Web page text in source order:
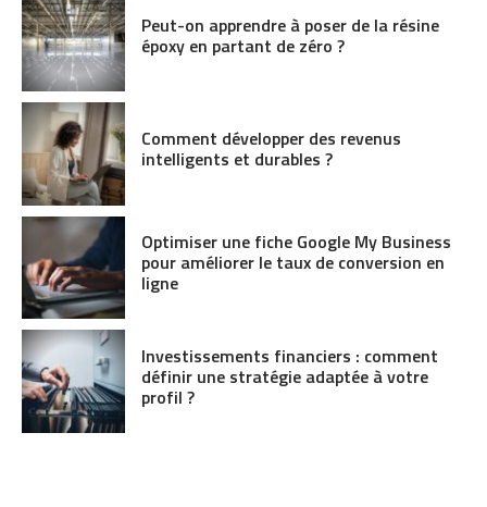
Peut-on apprendre à poser de la résine
époxy en partant de zéro ?
Comment développer des revenus
intelligents et durables ?
Optimiser une fiche Google My Business
pour améliorer le taux de conversion en
ligne
Investissements financiers : comment
définir une stratégie adaptée à votre
profil ?